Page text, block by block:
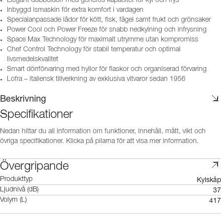
Inbyggd ismaskin för extra komfort i vardagen
Specialanpassade lådor för kött, fisk, fågel samt frukt och grönsaker
Power Cool och Power Freeze för snabb nedkylning och infrysning
Space Max Technology för maximalt utrymme utan kompromiss
Chef Control Technology för stabil temperatur och optimal
livsmedelskvalitet
Smart dörrförvaring med hyllor för flaskor och organiserad förvaring
Lofra – italiensk tillverkning av exklusiva vitvaror sedan 1956
Beskrivning
Specifikationer
Nedan hittar du all information om funktioner, innehåll, mått, vikt och
övriga specifikationer. Klicka på pilarna för att visa mer information.
Övergripande
Produkttyp Kylskåp
Ljudnivå (dB) 37
Volym (L) 417